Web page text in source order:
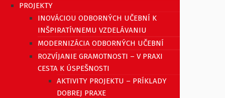
PROJEKTY
INOVÁCIOU ODBORNÝCH UČEBNÍ K
INŠPIRATÍVNEMU VZDELÁVANIU
MODERNIZÁCIA ODBORNÝCH UČEBNÍ
ROZVÍJANIE GRAMOTNOSTI – V PRAXI
CESTA K ÚSPEŠNOSTI
AKTIVITY PROJEKTU – PRÍKLADY
DOBREJ PRAXE